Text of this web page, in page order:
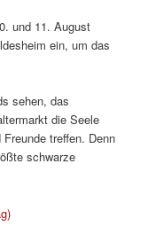
und 11. August
ein, um das
sehen, das
die Seele
treffen. Denn
schwarze